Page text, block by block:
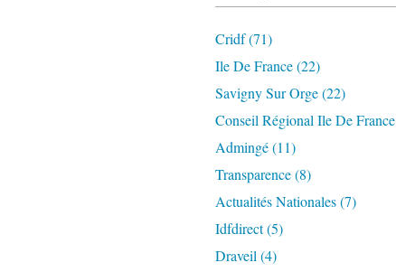
Cridf(71)
Ile De France(22)
Savigny Sur Orge(22)
Conseil Régional Ile De France
Admingé(11)
Transparence(8)
Actualités Nationales(7)
Idfdirect(5)
Draveil (4)